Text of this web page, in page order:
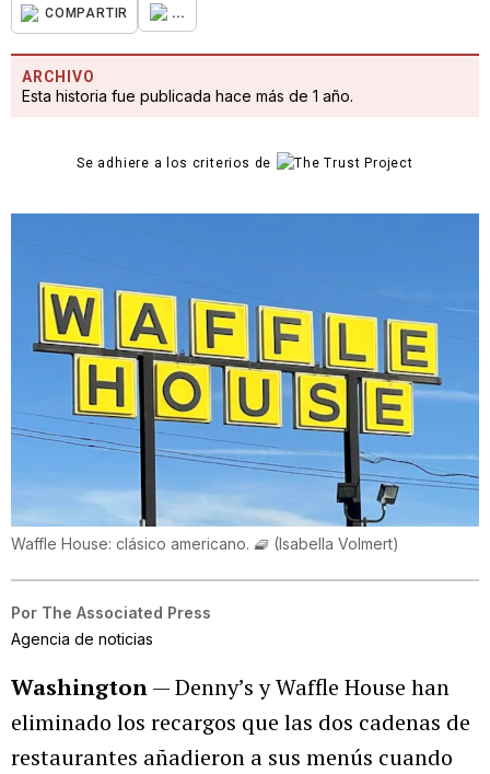
COMPARTIR ...
ARCHIVO
Esta historia fue publicada hace más de 1 año.
Se adhiere a los criterios de
Waffle House: clásico americano. 🧇 (Isabella Volmert)
Por The Associated Press
Agencia de noticias
Washington— Denny’s y Waffle House han
eliminado los recargos que las dos cadenas de
restaurantes añadieron a sus menús cuando